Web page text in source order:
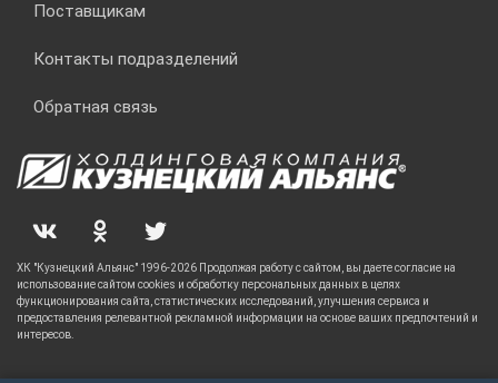
Поставщикам
Контакты подразделений
Обратная связь
ХК "Кузнецкий Альянс" 1996-2026 Продолжая работу с сайтом, вы даете согласие на
использование сайтом cookies и обработку персональных данных в целях
функционирования сайта, статистических исследований, улучшения сервиса и
предоставления релевантной рекламной информации на основе ваших предпочтений и
интересов.